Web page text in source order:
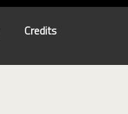
Credits